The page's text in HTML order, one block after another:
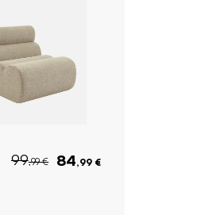
99,99 € 84,99 €